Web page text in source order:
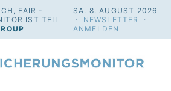
FAIR -
IST TEIL
SA. 8. AUGUST 2026
· NEWSLETTER
·
ANMELDEN